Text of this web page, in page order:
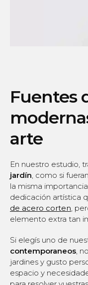
Fuentes
arte
En nuestro estudio,
jardín, como si
la misma
dedicación artística
de acero corten,
elemento extra tan
Si elegís uno de
contemporaneos,
jardines y gusto
espacio y